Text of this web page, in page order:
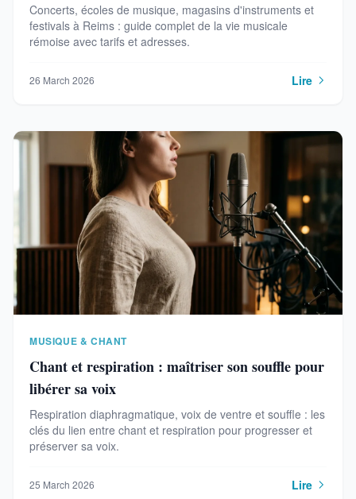
Concerts, écoles de musique, magasins d'instruments et
festivals à Reims : guide complet de la vie musicale
rémoise avec tarifs et adresses.
26 March 2026 Lire
MUSIQUE & CHANT
Chant et respiration : maîtriser son souffle pour
libérer sa voix
Respiration diaphragmatique, voix de ventre et souffle : les
clés du lien entre chant et respiration pour progresser et
préserver sa voix.
25 March 2026 Lire